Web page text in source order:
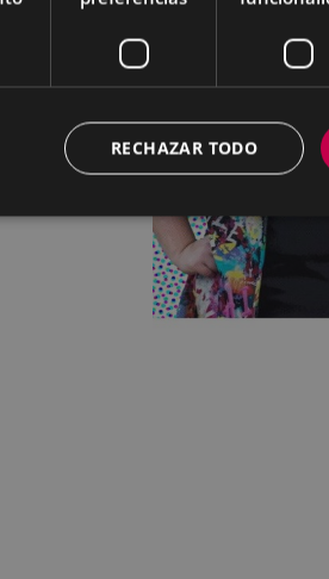
RECHAZAR TODO